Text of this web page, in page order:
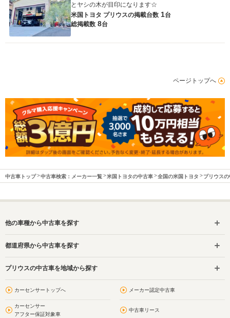
とヤシの木が目印になります☆
米国トヨタ プリウスの掲載台数 1台
総掲載数 8台
ページトップへ
中古車トップ 中古車検索：メーカー一覧 米国トヨタの中古車 全国の米国トヨタ プリウス
他の車種から中古車を探す
都道府県から中古車を探す
プリウスの中古車を地域から探す
カーセンサートップへ メーカー認定中古車
カーセンサー
アフター保証対象車
中古車リース